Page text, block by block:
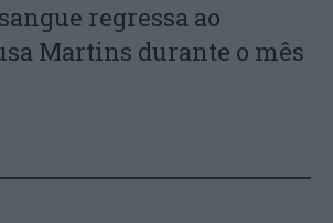
regressa ao
Martins durante o mês